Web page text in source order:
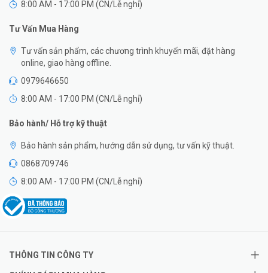
8:00 AM - 17:00 PM (CN/Lễ nghỉ)
Tư Vấn Mua Hàng
Tư vấn sản phẩm, các chương trình khuyến mãi, đặt hàng
online, giao hàng offline.
0979646650
8:00 AM - 17:00 PM (CN/Lễ nghỉ)
Bảo hành/ Hỗ trợ kỹ thuật
Bảo hành sản phẩm, hướng dẫn sử dụng, tư vấn kỹ thuật.
0868709746
8:00 AM - 17:00 PM (CN/Lễ nghỉ)
THÔNG TIN CÔNG TY